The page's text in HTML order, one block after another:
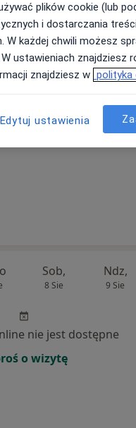
Sob, Ndz,
9 Sie
nie jest dostępne
Sob,
8 Sie
Ndz,
9 Sie
nie jest dostępne
o wizytę
plików cookie (lub
i dostarczania
każdej chwili możesz
ustawieniach znajdziesz
znajdziesz w polityka
Edytuj ustawienia